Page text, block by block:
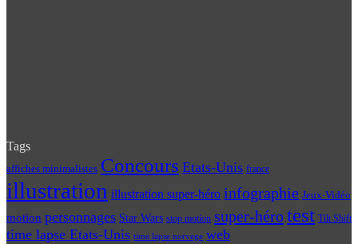
Tags
affiches minimalistes Concours Etats-Unis france
illustration illustration super-héro infographie Jeux-Vidéo
motion personnages Star Wars stop motion super-hérotest Tilt Shift
time lapse Etats-Unis time lapse norvege web